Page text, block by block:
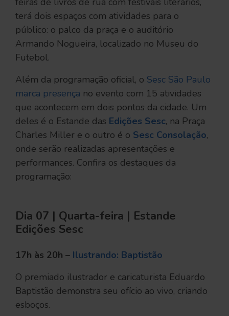
terá dois espaços com atividades para o
público: o palco da praça e o auditório
Armando Nogueira, localizado no Museu do
Futebol.
Além da programação oficial, o Sesc São Paulo
marca presença no evento com 15 atividades
que acontecem em dois pontos da cidade. Um
deles é o Estande das Edições Sesc, na Praça
Charles Miller e o outro é o Sesc Consolação,
onde serão realizadas apresentações e
performances. Confira os destaques da
programação:
Dia 07 | Quarta-feira | Estande
Edições Sesc
17h às 20h – Ilustrando: Baptistão
O premiado ilustrador e caricaturista Eduardo
Baptistão demonstra seu ofício ao vivo, criando
esboços.